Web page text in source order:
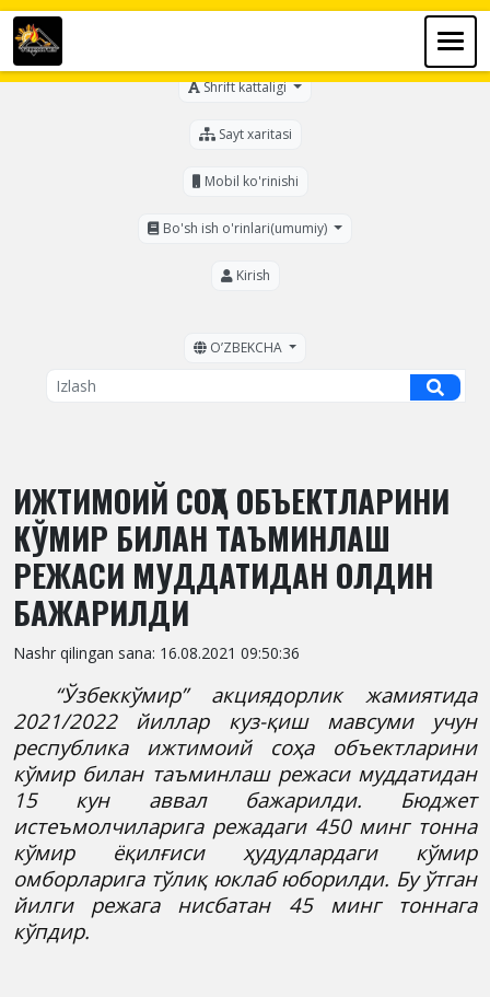
Shrift kattaligi
Sayt xaritasi
Mobil ko'rinishi
Bo'sh ish o'rinlari(umumiy)
Kirish
OʼZBEKCHA
ИЖТИМОИЙ СОҲА ОБЪЕКТЛАРИНИ
КЎМИР БИЛАН ТАЪМИНЛАШ
РЕЖАСИ МУДДАТИДАН ОЛДИН
БАЖАРИЛДИ
Nashr qilingan sana: 16.08.2021 09:50:36
“Ўзбеккўмир” акциядорлик жамиятида
2021/2022 йиллар куз-қиш мавсуми учун
республика ижтимоий соҳа объектларини
кўмир билан таъминлаш режаси муддатидан
15 кун аввал бажарилди. Бюджет
истеъмолчиларига режадаги 450 минг тонна
кўмир ёқилғиси ҳудудлардаги кўмир
омборларига тўлиқ юклаб юборилди. Бу ўтган
йилги режага нисбатан 45 минг тоннага
кўпдир.